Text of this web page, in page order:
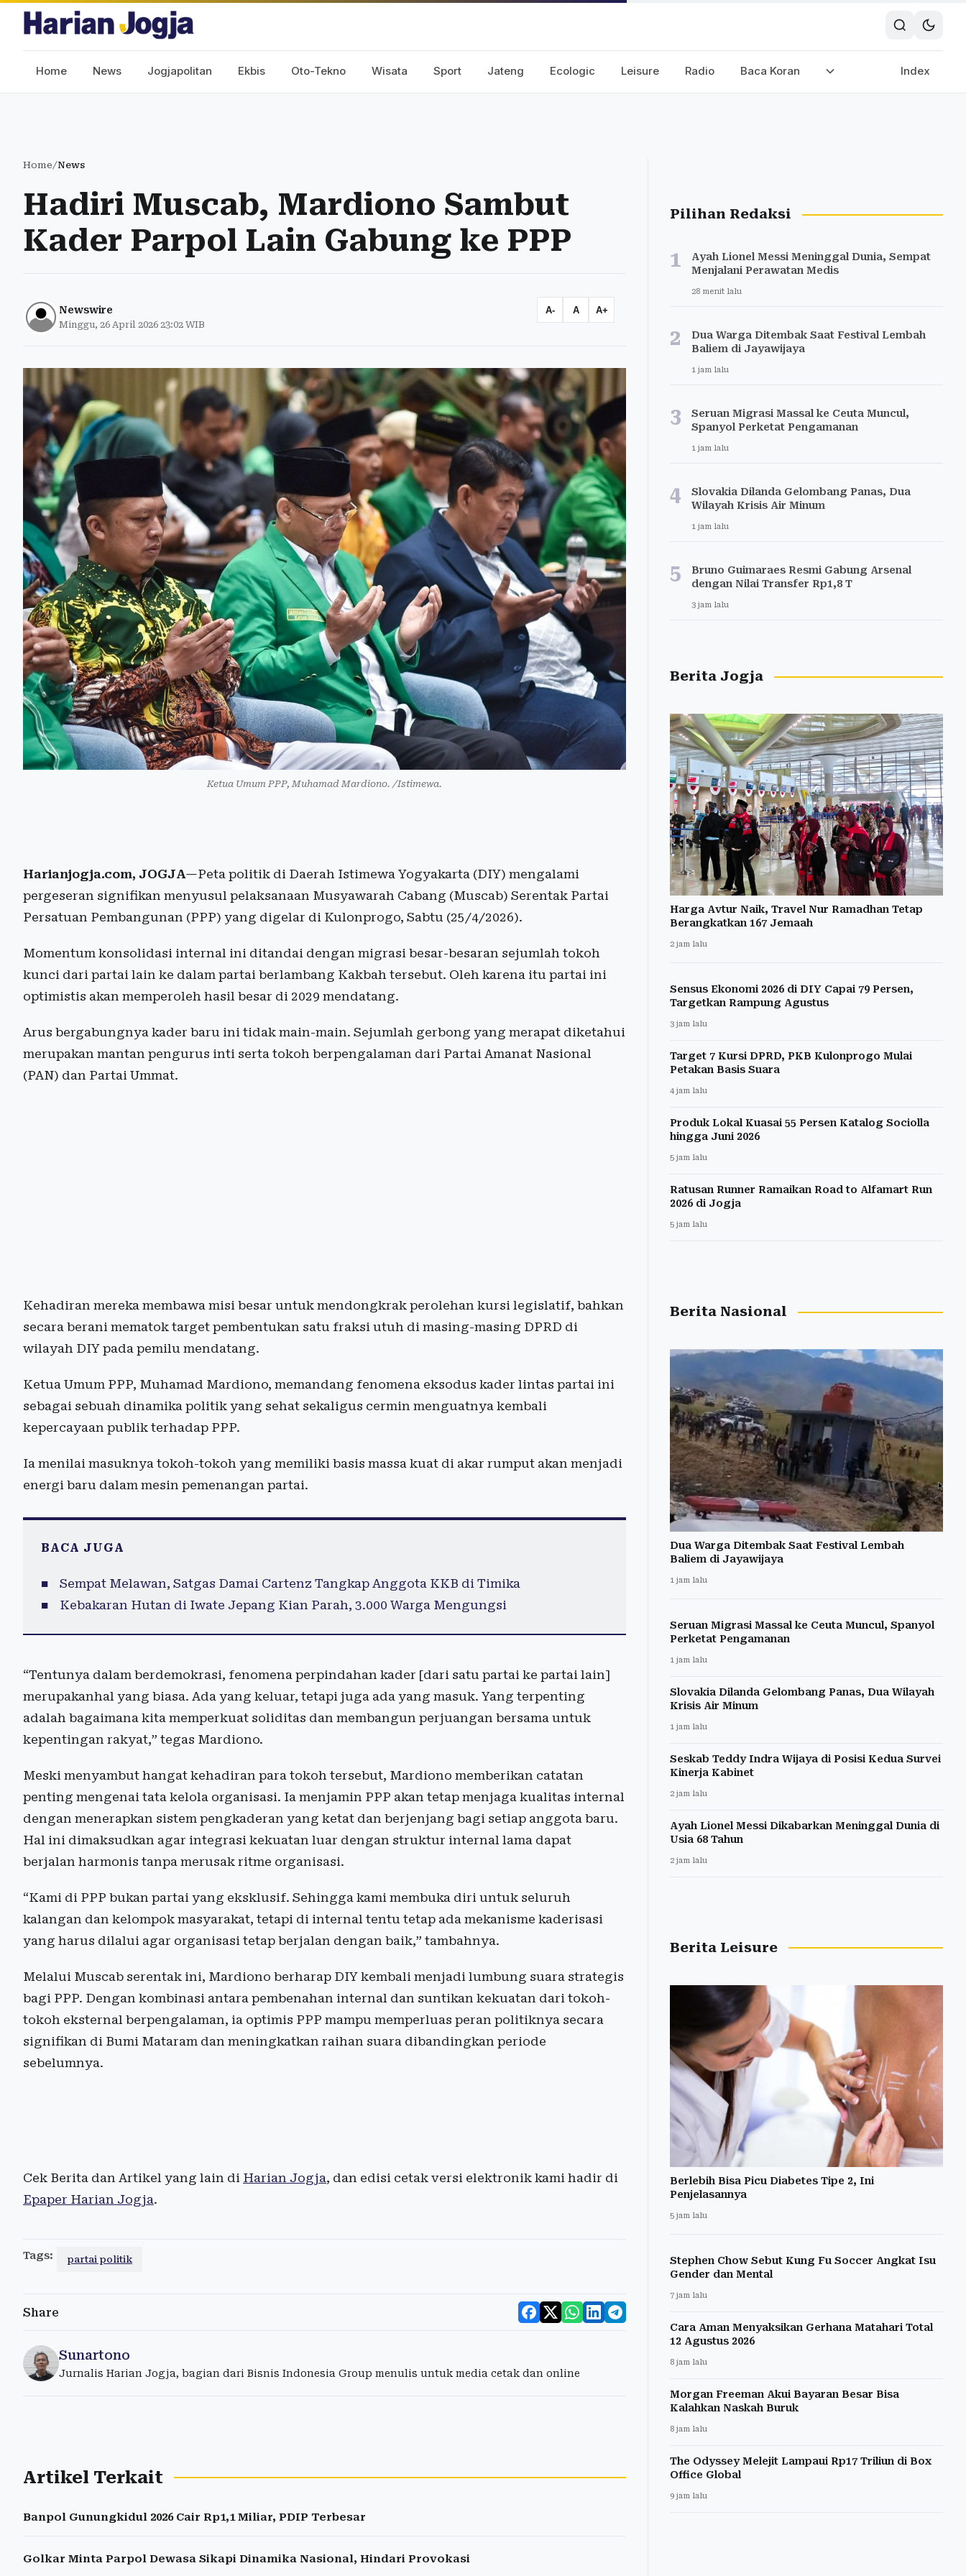
Home News Jogjapolitan Ekbis Oto-Tekno Wisata Sport Jateng Ecologic Leisure Radio Baca Koran Index
Home/News
Hadiri Muscab, Mardiono Sambut
Kader Parpol Lain Gabung ke PPP
Newswire
Minggu, 26 April 2026 23:02 WIB
A- A A+
Ketua Umum PPP, Muhamad Mardiono. /Istimewa.
Harianjogja.com, JOGJA—Peta politik di Daerah Istimewa Yogyakarta (DIY) mengalami
pergeseran signifikan menyusul pelaksanaan Musyawarah Cabang (Muscab) Serentak Partai
Persatuan Pembangunan (PPP) yang digelar di Kulonprogo, Sabtu (25/4/2026).
Momentum konsolidasi internal ini ditandai dengan migrasi besar-besaran sejumlah tokoh
kunci dari partai lain ke dalam partai berlambang Kakbah tersebut. Oleh karena itu partai ini
optimistis akan memperoleh hasil besar di 2029 mendatang.
Arus bergabungnya kader baru ini tidak main-main. Sejumlah gerbong yang merapat diketahui
merupakan mantan pengurus inti serta tokoh berpengalaman dari Partai Amanat Nasional
(PAN) dan Partai Ummat.
Kehadiran mereka membawa misi besar untuk mendongkrak perolehan kursi legislatif, bahkan
secara berani mematok target pembentukan satu fraksi utuh di masing-masing DPRD di
wilayah DIY pada pemilu mendatang.
Ketua Umum PPP, Muhamad Mardiono, memandang fenomena eksodus kader lintas partai ini
sebagai sebuah dinamika politik yang sehat sekaligus cermin menguatnya kembali
kepercayaan publik terhadap PPP.
Ia menilai masuknya tokoh-tokoh yang memiliki basis massa kuat di akar rumput akan menjadi
energi baru dalam mesin pemenangan partai.
BACA JUGA
Sempat Melawan, Satgas Damai Cartenz Tangkap Anggota KKB di Timika
Kebakaran Hutan di Iwate Jepang Kian Parah, 3.000 Warga Mengungsi
“Tentunya dalam berdemokrasi, fenomena perpindahan kader [dari satu partai ke partai lain]
merupakanhal yang biasa. Ada yang keluar, tetapi juga ada yang masuk. Yang terpenting
adalah bagaimana kita memperkuat soliditas dan membangun perjuangan bersama untuk
kepentingan rakyat,” tegas Mardiono.
Meski menyambut hangat kehadiran para tokoh tersebut, Mardiono memberikan catatan
penting mengenai tata kelola organisasi. Ia menjamin PPP akan tetap menjaga kualitas internal
dengan menerapkan sistem pengkaderan yang ketat dan berjenjang bagi setiap anggota baru.
Hal ini dimaksudkan agar integrasi kekuatan luar dengan struktur internal lama dapat
berjalan harmonis tanpa merusak ritme organisasi.
“Kami di PPP bukan partai yang eksklusif. Sehingga kami membuka diri untuk seluruh
kalangan dan kelompok masyarakat, tetapi di internal tentu tetap ada mekanisme kaderisasi
yang harus dilalui agar organisasi tetap berjalan dengan baik,” tambahnya.
Melalui Muscab serentak ini, Mardiono berharap DIY kembali menjadi lumbung suara strategis
bagi PPP. Dengan kombinasi antara pembenahan internal dan suntikan kekuatan dari tokoh-
tokoh eksternal berpengalaman, ia optimis PPP mampu memperluas peran politiknya secara
signifikan di Bumi Mataram dan meningkatkan raihan suara dibandingkan periode
sebelumnya.
Cek Berita dan Artikel yang lain di Harian Jogja, dan edisi cetak versi elektronik kami hadir di
Epaper Harian Jogja.
Tags: partai politik
Share
Sunartono
Jurnalis Harian Jogja, bagian dari Bisnis Indonesia Group menulis untuk media cetak dan online
Artikel Terkait
Banpol Gunungkidul 2026 Cair Rp1,1 Miliar, PDIP Terbesar
Golkar Minta Parpol Dewasa Sikapi Dinamika Nasional, Hindari Provokasi
Pilihan Redaksi
1
Ayah Lionel Messi Meninggal Dunia, Sempat
Menjalani Perawatan Medis
28 menit lalu
2
Dua Warga Ditembak Saat Festival Lembah
Baliem di Jayawijaya
1 jam lalu
3
Seruan Migrasi Massal ke Ceuta Muncul,
Spanyol Perketat Pengamanan
1 jam lalu
4
Slovakia Dilanda Gelombang Panas, Dua
Wilayah Krisis Air Minum
1 jam lalu
5
Bruno Guimaraes Resmi Gabung Arsenal
dengan Nilai Transfer Rp1,8 T
3 jam lalu
Berita Jogja
Harga Avtur Naik, Travel Nur Ramadhan Tetap
Berangkatkan 167 Jemaah
2 jam lalu
Sensus Ekonomi 2026 di DIY Capai 79 Persen,
Targetkan Rampung Agustus
3 jam lalu
Target 7 Kursi DPRD, PKB Kulonprogo Mulai
Petakan Basis Suara
4 jam lalu
Produk Lokal Kuasai 55 Persen Katalog Sociolla
hingga Juni 2026
5 jam lalu
Ratusan Runner Ramaikan Road to Alfamart Run
2026 di Jogja
5 jam lalu
Berita Nasional
Dua Warga Ditembak Saat Festival Lembah
Baliem di Jayawijaya
1 jam lalu
Seruan Migrasi Massal ke Ceuta Muncul, Spanyol
Perketat Pengamanan
1 jam lalu
Slovakia Dilanda Gelombang Panas, Dua Wilayah
Krisis Air Minum
1 jam lalu
Seskab Teddy Indra Wijaya di Posisi Kedua Survei
Kinerja Kabinet
2 jam lalu
Ayah Lionel Messi Dikabarkan Meninggal Dunia di
Usia 68 Tahun
2 jam lalu
Berita Leisure
Berlebih Bisa Picu Diabetes Tipe 2, Ini
Penjelasannya
5 jam lalu
Stephen Chow Sebut Kung Fu Soccer Angkat Isu
Gender dan Mental
7 jam lalu
Cara Aman Menyaksikan Gerhana Matahari Total
12 Agustus 2026
8 jam lalu
Morgan Freeman Akui Bayaran Besar Bisa
Kalahkan Naskah Buruk
8 jam lalu
The Odyssey Melejit Lampaui Rp17 Triliun di Box
Office Global
9 jam lalu